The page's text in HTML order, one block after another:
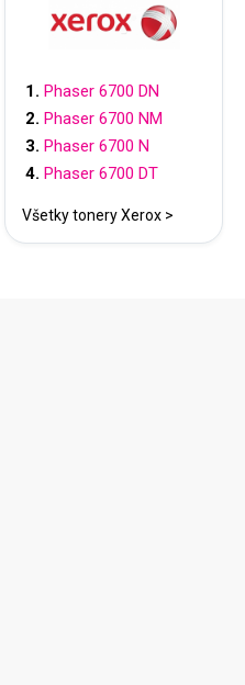
Phaser 6700 DN
Phaser 6700 NM
Phaser 6700 N
Phaser 6700 DT
Všetky tonery Xerox >